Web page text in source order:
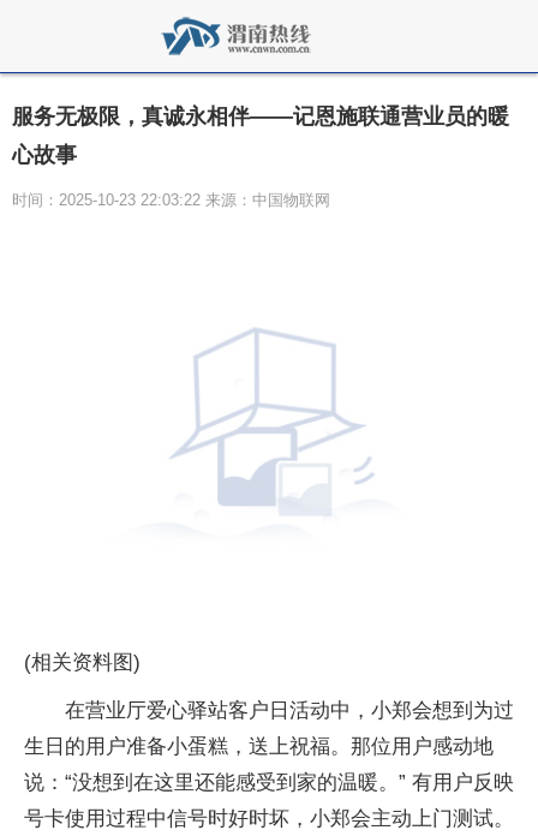
服务无极限，真诚永相伴——记恩施联通营业员的暖
心故事
时间：2025-10-23 22:03:22 来源：中国物联网
(相关资料图)
在营业厅爱心驿站客户日活动中，小郑会想到为过
生日的用户准备小蛋糕，送上祝福。那位用户感动地
说：“没想到在这里还能感受到家的温暖。” 有用户反映
号卡使用过程中信号时好时坏，小郑会主动上门测试。